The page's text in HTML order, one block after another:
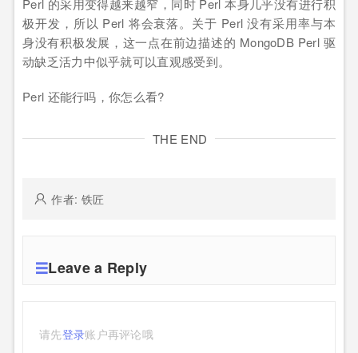
Perl 的采用变得越来越窄，同时 Perl 本身几乎没有进行积
极开发，所以 Perl 将会衰落。关于 Perl 没有采用率与本
身没有积极发展，这一点在前边描述的 MongoDB Perl 驱
动缺乏活力中似乎就可以直观感受到。
Perl 还能行吗，你怎么看?
THE END
作者: 铁匠
Leave a Reply
请先登录账户再评论哦